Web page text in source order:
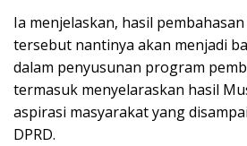
Ia menjelaskan, hasil
tersebut nantinya akan menjadi
dalam penyusunan program
termasuk menyelaraskan hasil
aspirasi masyarakat yang
DPRD.